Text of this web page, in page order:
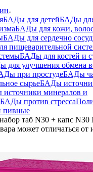
БАДы для детейБАДы
БАДы для кожи,
БАДы для сердечно
пищеварительной
БАДы для костей и
для улучшения обмена
при простудеБАДы
сырьеБАДы
минералов и
БАДы против стресса
пивные
таб N30 + капс N30
может отличаться от